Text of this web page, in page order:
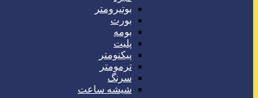
بوتیرومتر
بورت
بومه
پلیت
پیکنومتر
ترمومتر
سرنگ
شیشه ساعت